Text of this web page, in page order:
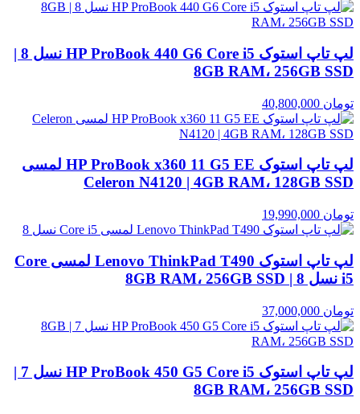
لپ تاپ استوک HP ProBook 440 G6 Core i5 نسل 8 |
8GB RAM، 256GB SSD
تومان
لپ تاپ استوک HP ProBook x360 11 G5 EE لمسی
Celeron N4120 | 4GB RAM، 128GB SSD
تومان
لپ تاپ استوک Lenovo ThinkPad T490 لمسی Core
i5 نسل 8 | 8GB RAM، 256GB SSD
تومان
لپ تاپ استوک HP ProBook 450 G5 Core i5 نسل 7 |
8GB RAM، 256GB SSD